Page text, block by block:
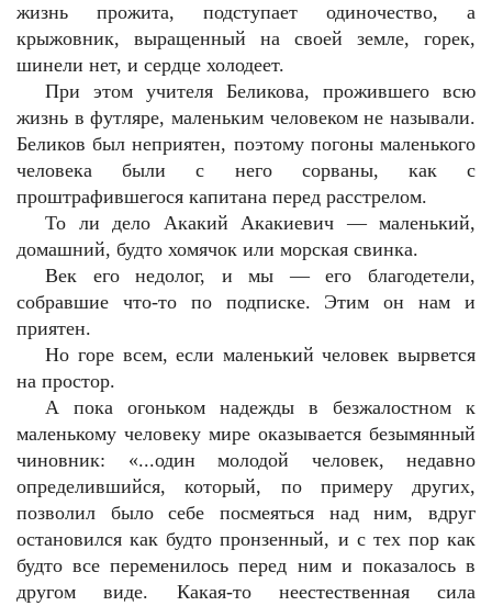
жизнь прожита, подступает одиночество, а
крыжовник, выращенный на своей земле, горек,
шинели нет, и сердце холодеет.
При этом учителя Беликова, прожившего всю
жизнь в футляре, маленьким человеком не называли.
Беликов был неприятен, поэтому погоны маленького
человека были с него сорваны, как с
проштрафившегося капитана перед расстрелом.
То ли дело Акакий Акакиевич — маленький,
домашний, будто хомячок или морская свинка.
Век его недолог, и мы — его благодетели,
собравшие что-то по подписке. Этим он нам и
приятен.
Но горе всем, если маленький человек вырвется
на простор.
А пока огоньком надежды в безжалостном к
маленькому человеку мире оказывается безымянный
чиновник: «...один молодой человек, недавно
определившийся, который, по примеру других,
позволил было себе посмеяться над ним, вдруг
остановился как будто пронзенный, и с тех пор как
будто все переменилось перед ним и показалось в
другом виде. Какая-то неестественная сила